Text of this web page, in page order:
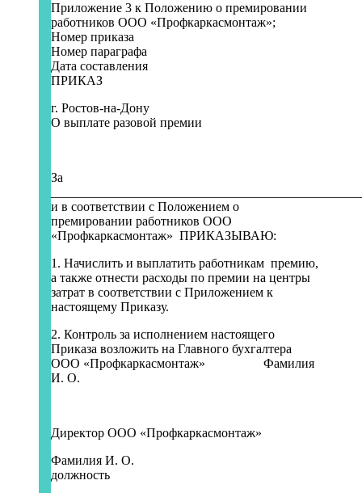
Приложение 3 к Положению о премировании
работников ООО «Профкаркасмонтаж»;
Номер приказа
Номер параграфа
Дата составления
ПРИКАЗ
г. Ростов-на-Дону
О выплате разовой премии
За
и в соответствии с Положением о
премировании работников ООО
«Профкаркасмонтаж» ПРИКАЗЫВАЮ:
1. Начислить и выплатить работникам премию,
а также отнести расходы по премии на центры
затрат в соответствии с Приложением к
настоящему Приказу.
2. Контроль за исполнением настоящего
Приказа возложить на Главного бухгалтера
ООО «Профкаркасмонтаж» Фамилия
И. О.
Директор ООО «Профкаркасмонтаж»
Фамилия И. О.
должность